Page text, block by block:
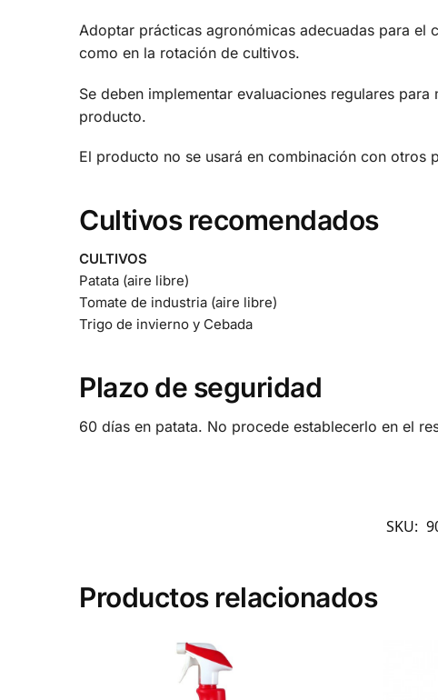
Adoptar prácticas agronómicas adecuadas para el
como en la rotación de cultivos.
Se deben implementar evaluaciones regulares
producto.
El producto no se usará en combinación con otros
Cultivos recomendados
CULTIVOS
Patata (aire libre)
Tomate de industria (aire libre)
Trigo de invierno y Cebada
Plazo de seguridad
60 días en patata. No procede establecerlo en el
SKU:
Productos relacionados